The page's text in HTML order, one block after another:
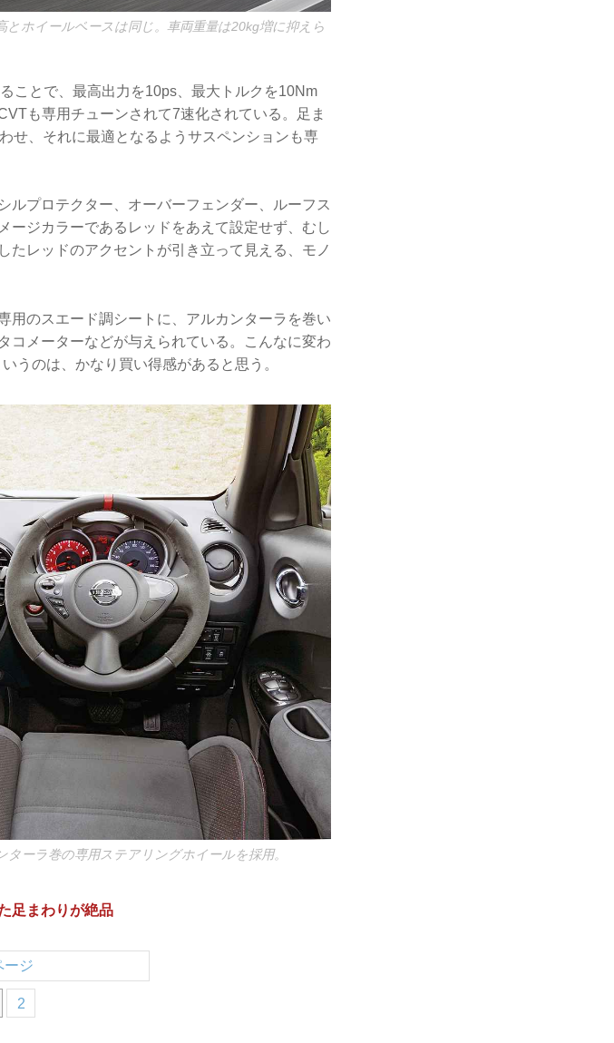
ホイールベースは同じ。車両重量は20kg増に抑えら
ことで、最高出力を10ps、最大トルクを10Nm
も専用チューンされて7速化されている。足ま
せ、それに最適となるようサスペンションも専
ルプロテクター、オーバーフェンダー、ルーフス
ージカラーであるレッドをあえて設定せず、むし
たレッドのアクセントが引き立って見える、モノ
用のスエード調シートに、アルカンターラを巻い
コメーターなどが与えられている。こんなに変わ
うのは、かなり買い得感があると思う。
ーラ巻の専用ステアリングホイールを採用。
足まわりが絶品
2
ージ